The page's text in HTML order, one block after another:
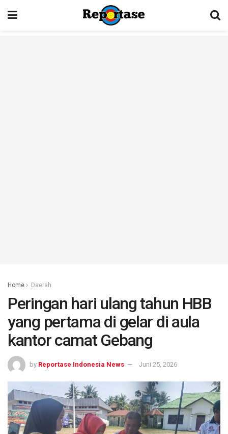
Home Daerah
Peringan hari ulang tahun HBB
yang pertama di gelar di aula
kantor camat Gebang
by Reportase Indonesia News Juni 25, 2026